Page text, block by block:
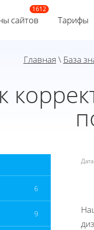
сайтов Тарифы
Главная \ База
6
9